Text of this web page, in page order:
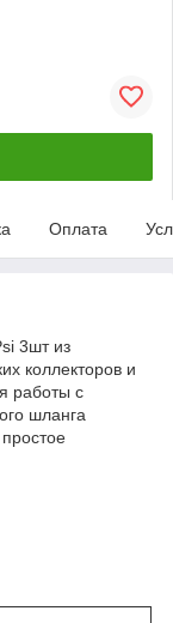
Оплата
3шт из
коллекторов и
работы с
шланга